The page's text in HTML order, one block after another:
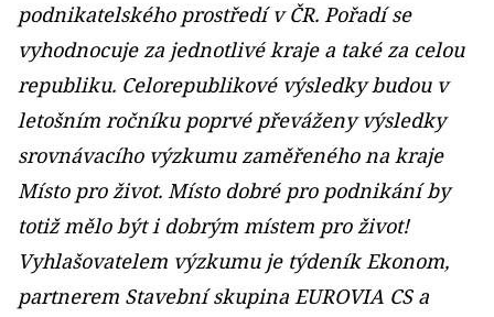
podnikatelského prostředí v ČR. Pořadí se
vyhodnocuje za jednotlivé kraje a také za celou
republiku. Celorepublikové výsledky budou v
letošním ročníku poprvé převáženy výsledky
srovnávacího výzkumu zaměřeného na kraje
Místo pro život. Místo dobré pro podnikání by
totiž mělo být i dobrým místem pro život!
Vyhlašovatelem výzkumu je týdeník Ekonom,
partnerem Stavební skupina EUROVIA CS a